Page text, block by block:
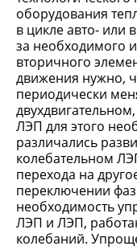
оборудования
в цикле авто- или
за необходимого
вторичного
движения нужно,
периодически
ЛЭП для этого
различались
колебательном
перехода на
переключении
необходимость
ЛЭП и ЛЭП,
колебаний.